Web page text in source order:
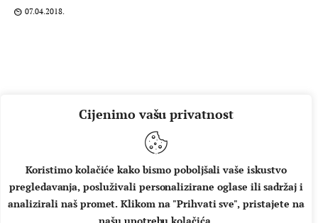
Cijenimo vašu privatnost
Koristimo kolačiće kako bismo poboljšali vaše iskustvo
pregledavanja, posluživali personalizirane oglase ili sadržaj i
analizirali naš promet. Klikom na "Prihvati sve", pristajete na
07.04.2018.
O NAMA IMPRESSUM UVJETI KORIŠTENJA